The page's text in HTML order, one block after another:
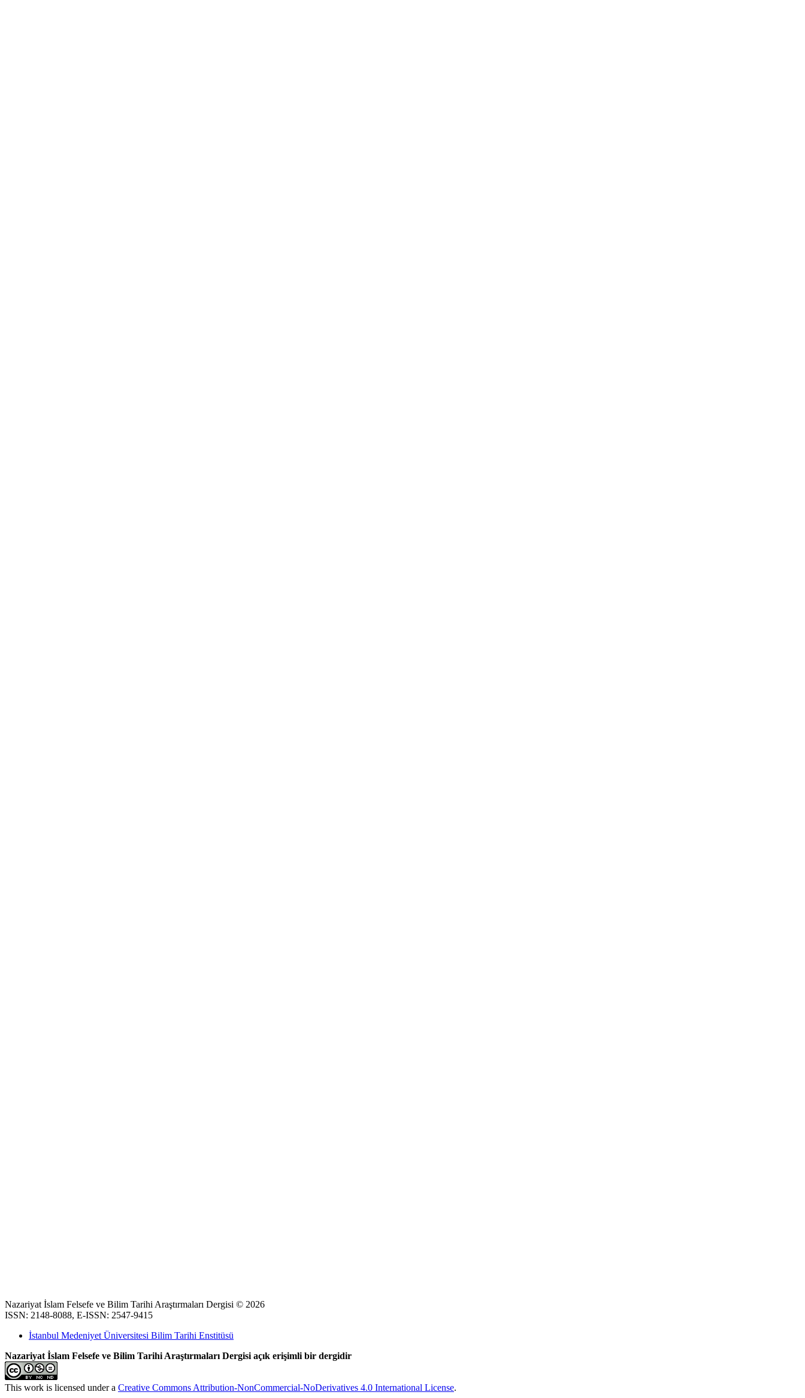
Nazariyat İslam Felsefe ve Bilim Tarihi Araştırmaları Dergisi © 2026
ISSN: 2148-8088, E-ISSN: 2547-9415
İstanbul Medeniyet Üniversitesi Bilim Tarihi Enstitüsü
Nazariyat İslam Felsefe ve Bilim Tarihi Araştırmaları Dergisi açık erişimli bir dergidir
This work is licensed under a Creative Commons Attribution-NonCommercial-NoDerivatives 4.0 International License.